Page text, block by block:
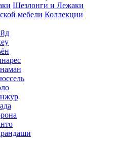
Шезлонги и Лежаки
Коллекции